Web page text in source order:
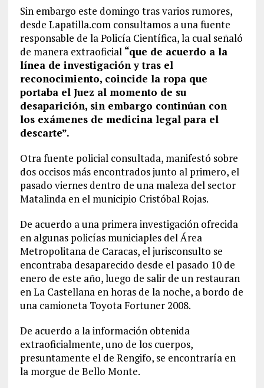
Sin embargo este domingo tras varios rumores,
desde Lapatilla.com consultamos a una fuente
responsable de la Policía Científica, la cual señaló
de manera extraoficial “que de acuerdo a la
línea de investigación y tras el
reconocimiento, coincide la ropa que
portaba el Juez al momento de su
desaparición, sin embargo continúan con
los exámenes de medicina legal para el
descarte”.
Otra fuente policial consultada, manifestó sobre
dos occisos más encontrados junto al primero, el
pasado viernes dentro de una maleza del sector
Matalinda en el municipio Cristóbal Rojas.
De acuerdo a una primera investigación ofrecida
en algunas policías municiaples del Área
Metropolitana de Caracas, el jurisconsulto se
encontraba desaparecido desde el pasado 10 de
enero de este año, luego de salir de un restauran
en La Castellana en horas de la noche, a bordo de
una camioneta Toyota Fortuner 2008.
De acuerdo a la información obtenida
extraoficialmente, uno de los cuerpos,
presuntamente el de Rengifo, se encontraría en
la morgue de Bello Monte.